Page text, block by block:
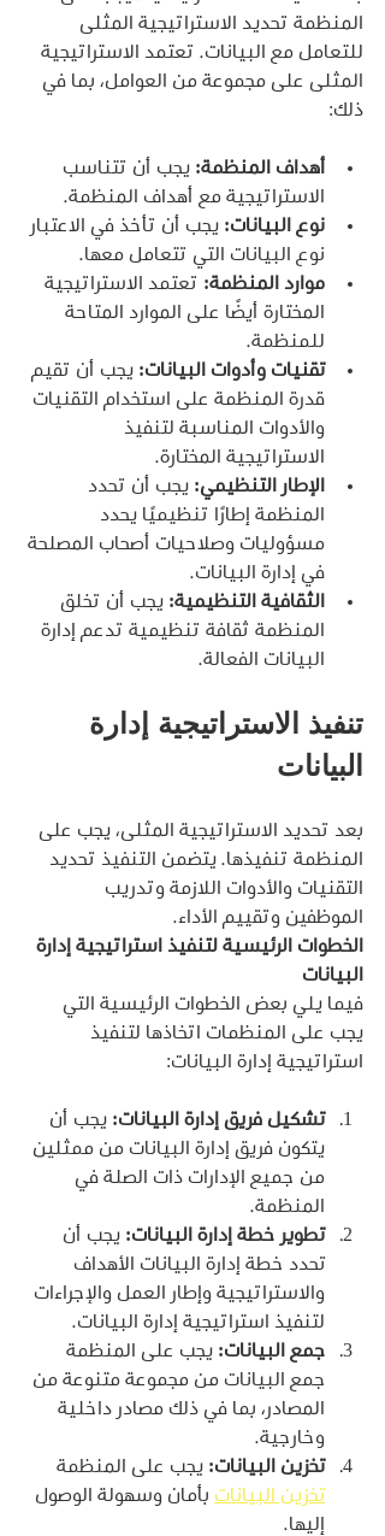
المنظمة تحديد الاستراتيجية المثلى
للتعامل مع البيانات. تعتمد الاستراتيجية
المثلى على مجموعة من العوامل، بما في
ذلك:
أهداف المنظمة: يجب أن تتناسب
الاستراتيجية مع أهداف المنظمة.
نوع البيانات: يجب أن تأخذ في الاعتبار
نوع البيانات التي تتعامل معها.
موارد المنظمة: تعتمد الاستراتيجية
المختارة أيضًا على الموارد المتاحة
للمنظمة.
تقنيات وأدوات البيانات: يجب أن تقيم
قدرة المنظمة على استخدام التقنيات
والأدوات المناسبة لتنفيذ
الاستراتيجية المختارة.
الإطار التنظيمي: يجب أن تحدد
المنظمة إطارًا تنظيميًا يحدد
مسؤوليات وصلاحيات أصحاب المصلحة
في إدارة البيانات.
الثقافية التنظيمية: يجب أن تخلق
المنظمة ثقافة تنظيمية تدعم إدارة
البيانات الفعالة.
تنفيذ الاستراتيجية إدارة
البيانات
بعد تحديد الاستراتيجية المثلى، يجب على
المنظمة تنفيذها. يتضمن التنفيذ تحديد
التقنيات والأدوات اللازمة وتدريب
الموظفين وتقييم الأداء.
الخطوات الرئيسية لتنفيذ استراتيجية إدارة
البيانات
فيما يلي بعض الخطوات الرئيسية التي
يجب على المنظمات اتخاذها لتنفيذ
استراتيجية إدارة البيانات:
تشكيل فريق إدارة البيانات: يجب أن
يتكون فريق إدارة البيانات من ممثلين
من جميع الإدارات ذات الصلة في
المنظمة.
تطوير خطة إدارة البيانات: يجب أن
تحدد خطة إدارة البيانات الأهداف
والاستراتيجية وإطار العمل والإجراءات
لتنفيذ استراتيجية إدارة البيانات.
جمع البيانات: يجب على المنظمة
جمع البيانات من مجموعة متنوعة من
المصادر، بما في ذلك مصادر داخلية
وخارجية.
تخزين البيانات: يجب على المنظمة
تخزين البيانات بأمان وسهولة الوصول
إليها.